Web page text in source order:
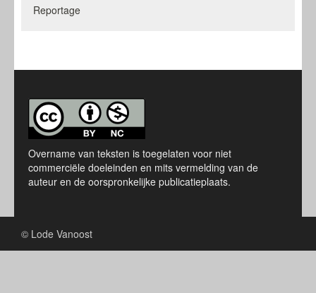
Reportage
Overname van teksten is toegelaten voor niet
commerciële doeleinden en mits vermelding van de
auteur en de oorspronkelijke publicatieplaats.
© Lode Vanoost